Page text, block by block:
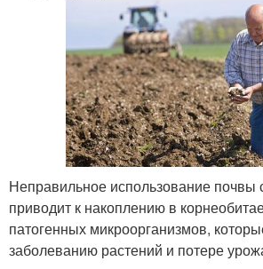
Неправильное использование почвы
приводит к накоплению в
патогенных микроорганизмов,
заболеванию растений и потере